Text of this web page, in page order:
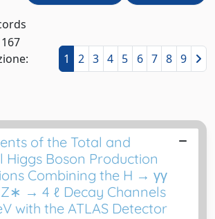
1 2 3 4 5 6 7 8 9
of the Total and
Higgs Boson Production
Combining the H → γγ
→ 4 ℓ Decay Channels
with the ATLAS Detector